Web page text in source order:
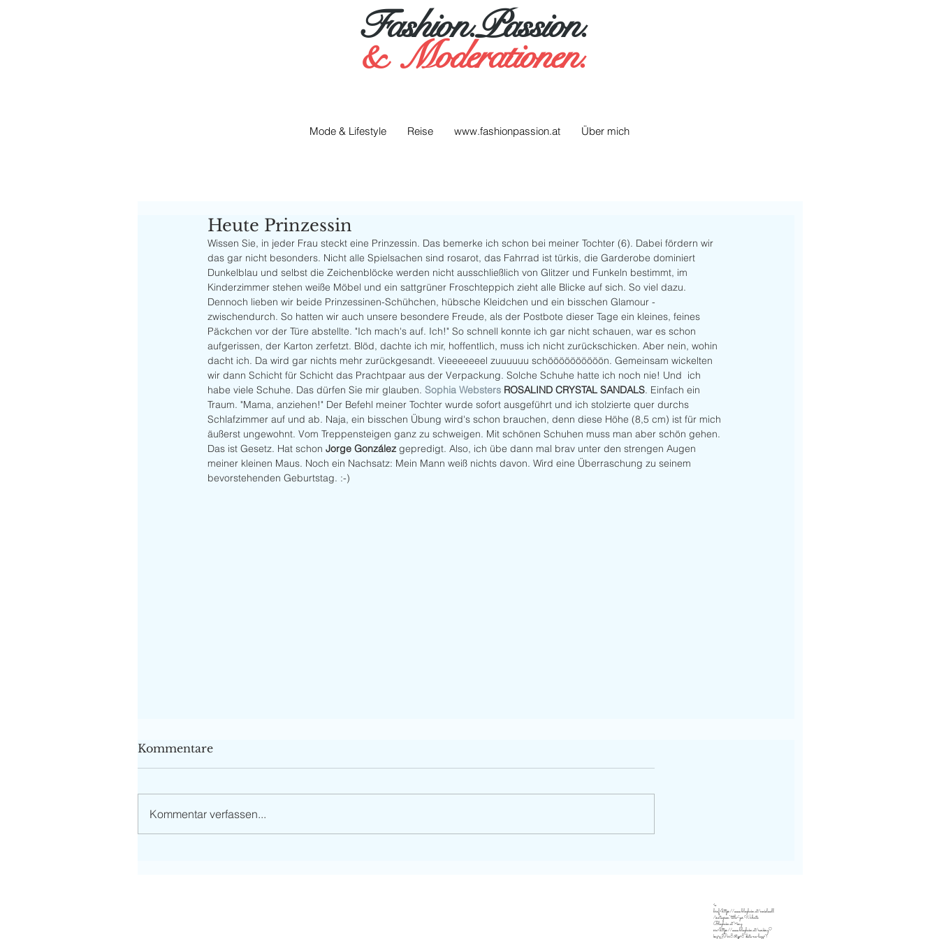
Fashion.Passion.
& Moderationen.
Mode & Lifestyle Reise www.fashionpassion.at Über mich
Heute Prinzessin
Wissen Sie, in jeder Frau steckt eine Prinzessin. Das bemerke ich schon bei meiner Tochter (6). Dabei fördern wir
das gar nicht besonders. Nicht alle Spielsachen sind rosarot, das Fahrrad ist türkis, die Garderobe dominiert
Dunkelblau und selbst die Zeichenblöcke werden nicht ausschließlich von Glitzer und Funkeln bestimmt, im
Kinderzimmer stehen weiße Möbel und ein sattgrüner Froschteppich zieht alle Blicke auf sich. So viel dazu.
Dennoch lieben wir beide Prinzessinen-Schühchen, hübsche Kleidchen und ein bisschen Glamour -
zwischendurch. So hatten wir auch unsere besondere Freude, als der Postbote dieser Tage ein kleines, feines
Päckchen vor der Türe abstellte. "Ich mach's auf. Ich!" So schnell konnte ich gar nicht schauen, war es schon
aufgerissen, der Karton zerfetzt. Blöd, dachte ich mir, hoffentlich, muss ich nicht zurückschicken. Aber nein, wohin
dacht ich. Da wird gar nichts mehr zurückgesandt. Vieeeeeeel zuuuuuu schöööööööööön. Gemeinsam wickelten
wir dann Schicht für Schicht das Prachtpaar aus der Verpackung. Solche Schuhe hatte ich noch nie! Und  ich
habe viele Schuhe. Das dürfen Sie mir glauben. Sophia Websters ROSALIND CRYSTAL SANDALS. Einfach ein
Traum. "Mama, anziehen!" Der Befehl meiner Tochter wurde sofort ausgeführt und ich stolzierte quer durchs
Schlafzimmer auf und ab. Naja, ein bisschen Übung wird's schon brauchen, denn diese Höhe (8,5 cm) ist für mich
äußerst ungewohnt. Vom Treppensteigen ganz zu schweigen. Mit schönen Schuhen muss man aber schön gehen.
Das ist Gesetz. Hat schon Jorge González gepredigt. Also, ich übe dann mal brav unter den strengen Augen
meiner kleinen Maus. Noch ein Nachsatz: Mein Mann weiß nichts davon. Wird eine Überraschung zu seinem
bevorstehenden Geburtstag. :-)
Kommentare
Kommentar verfassen...
<a
href="https://www.blogheim.at/socialwall
/instagram" title="zur Website
Blogheim.at"><img
src="https://www.blogheim.at/ranking?
key=qJPsr8&typ=8" data-no-lazy="1"